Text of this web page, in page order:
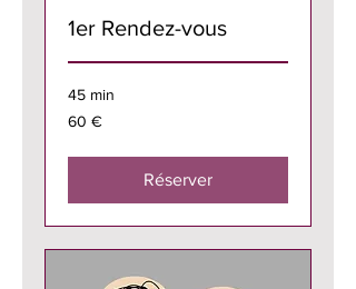
1er Rendez-vous
45 min
60
euros
60 €
Réserver